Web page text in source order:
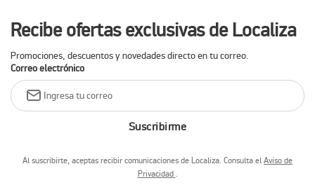
Recibe ofertas exclusivas de Localiza
Promociones, descuentos y novedades directo en tu correo.
Correo electrónico
Suscribirme
Al suscribirte, aceptas recibir comunicaciones de Localiza. Consulta el Aviso de
Privacidad .